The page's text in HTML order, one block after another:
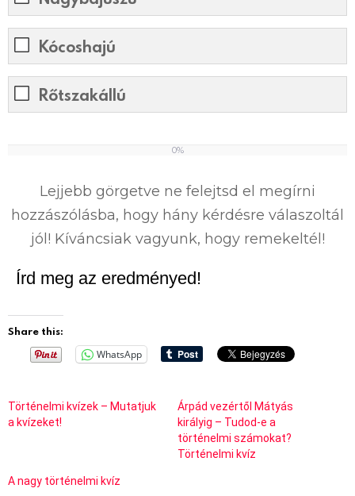
Kócoshajú
Rőtszakállú
0%
Lejjebb görgetve ne felejtsd el megírni
hozzászólásba, hogy hány kérdésre válaszoltál
jól! Kíváncsiak vagyunk, hogy remekeltél!
Írd meg az eredményed!
Share this:
WhatsApp
Történelmi kvízek – Mutatjuk
a kvízeket!
Árpád vezértől Mátyás
királyig – Tudod-e a
történelmi számokat?
Történelmi kvíz
A nagy történelmi kvíz